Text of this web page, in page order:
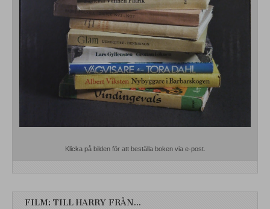
Klicka på bilden för att beställa boken via e-post.
FILM: TILL HARRY FRÅN…